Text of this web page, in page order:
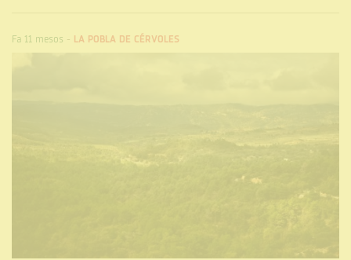
Fa 11 mesos - LA POBLA DE CÉRVOLES